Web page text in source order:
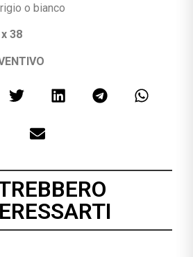
o bianco
38